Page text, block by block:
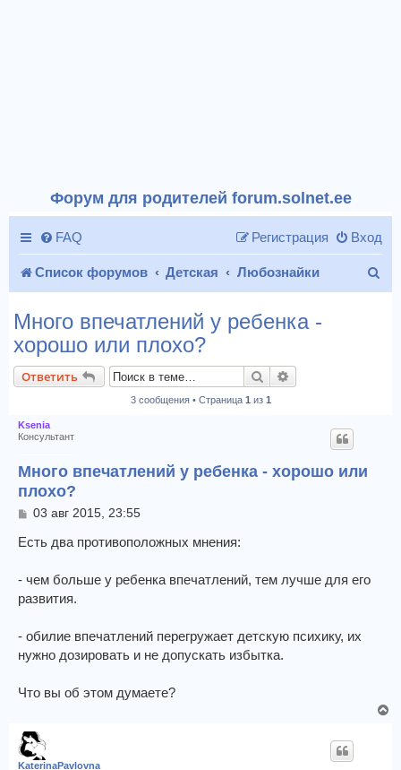
Форум для родителей forum.solnet.ee
FAQ Вход
Регистрация
Список форумов Детская Любознайки
Много впечатлений у ребенка -
хорошо или плохо?
Ответить Поиск
3 сообщения • Страница 1 из 1
Ksenia
Консультант
Много впечатлений у ребенка - хорошо или
плохо?
С
о
е
н
03 авг 2015, 23:55
Есть два противоположных мнения:
- чем больше у ребенка впечатлений, тем лучше для его
развития.
- обилие впечатлений перегружает детскую психику, их
нужно дозировать и не допускать избытка.
Что вы об этом думаете?
KaterinaPavlovna